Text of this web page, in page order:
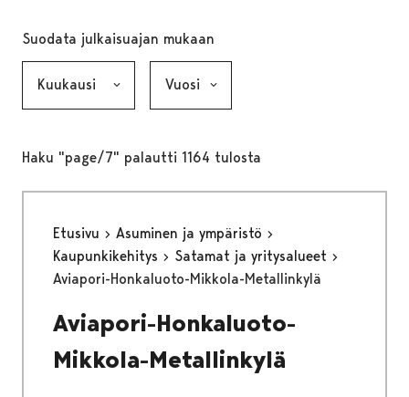
Suodata julkaisuajan mukaan
Haku "page/7" palautti 1164 tulosta
Etusivu
Asuminen ja ympäristö
Kaupunkikehitys
Satamat ja yritysalueet
Aviapori-Honkaluoto-Mikkola-Metallinkylä
Aviapori-Honkaluoto-
Mikkola-Metallinkylä